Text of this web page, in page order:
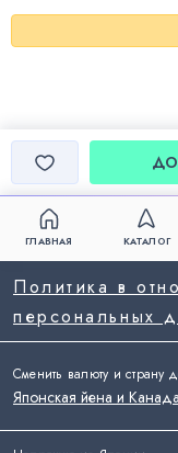
ГЛАВНАЯ КАТАЛОГ
Политика в
персональных
Сменить валюту и страну
Японская йена и Канада